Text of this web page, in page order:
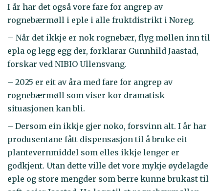
I år har det også vore fare for angrep av
rognebærmøll i eple i alle fruktdistrikt i Noreg.
– Når det ikkje er nok rognebær, flyg møllen inn til
epla og legg egg der, forklarar Gunnhild Jaastad,
forskar ved NIBIO Ullensvang.
– 2025 er eit av åra med fare for angrep av
rognebærmøll som viser kor dramatisk
situasjonen kan bli.
– Dersom ein ikkje gjer noko, forsvinn alt. I år har
produsentane fått dispensasjon til å bruke eit
plantevernmiddel som elles ikkje lenger er
godkjent. Utan dette ville det vore mykje øydelagde
eple og store mengder som berre kunne brukast til